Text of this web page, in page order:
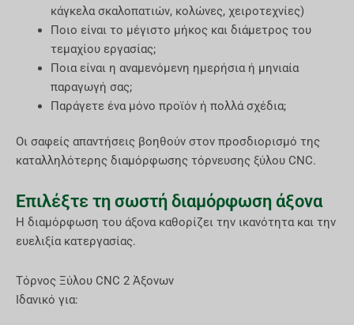
κάγκελα σκαλοπατιών, κολώνες, χειροτεχνίες)
Ποιο είναι το μέγιστο μήκος και διάμετρος του
τεμαχίου εργασίας;
Ποια είναι η αναμενόμενη ημερήσια ή μηνιαία
παραγωγή σας;
Παράγετε ένα μόνο προϊόν ή πολλά σχέδια;
Οι σαφείς απαντήσεις βοηθούν στον προσδιορισμό της
καταλληλότερης διαμόρφωσης τόρνευσης ξύλου CNC.
Επιλέξτε τη σωστή διαμόρφωση άξονα
Η διαμόρφωση του άξονα καθορίζει την ικανότητα και την
ευελιξία κατεργασίας.
Τόρνος Ξύλου CNC 2 Άξονων
Ιδανικό για: